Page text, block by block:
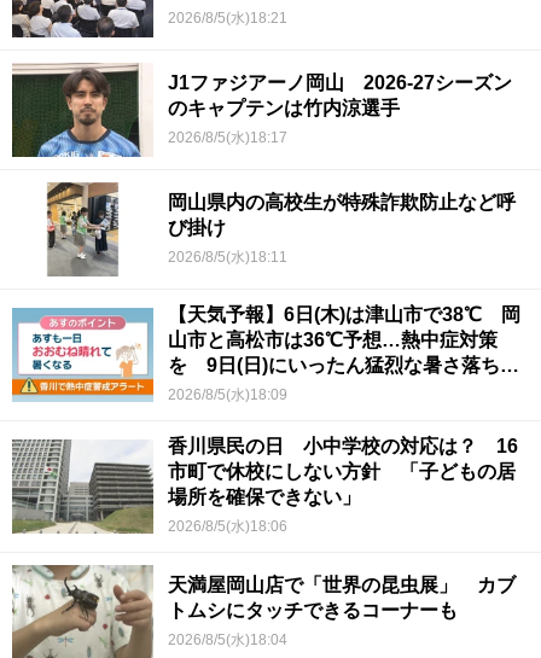
2026/8/5(水)18:21
J1ファジアーノ岡山 2026-27シーズン
のキャプテンは竹内涼選手
2026/8/5(水)18:17
岡山県内の高校生が特殊詐欺防止など呼
び掛け
2026/8/5(水)18:11
【天気予報】6日(木)は津山市で38℃ 岡
山市と高松市は36℃予想…熱中症対策
を 9日(日)にいったん猛烈な暑さ落ち着
くか
2026/8/5(水)18:09
香川県民の日 小中学校の対応は？ 16
市町で休校にしない方針 「子どもの居
場所を確保できない」
2026/8/5(水)18:06
天満屋岡山店で「世界の昆虫展」 カブ
トムシにタッチできるコーナーも
2026/8/5(水)18:04